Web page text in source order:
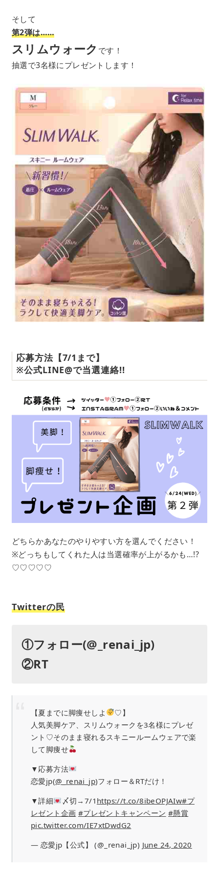
そして
第2弾は……
スリムウォーク です！
抽選で3名様にプレゼントします！
応募方法【7/1まで】
※公式LINE@で当選連絡!!
どちらかあなたのやりやすい方を選んでください！
※どっちもしてくれた人は当選確率が上がるかも…!?
♡♡♡♡♡
Twitterの民
①フォロー(@_renai_jp)
②RT
【夏までに脚痩せしよ
♡】
人気美脚ケア、スリムウォークを3名様にプレゼ
ント♡そのまま寝れるスキニールームウェアで楽
して脚痩せ
▼応募方法
恋愛jp(@_renai_jp)フォロー＆RTだけ！
▼詳細 〆切→7/1 https://t.co/8ibeOPJAIw#プ
レゼント企画 #プレゼントキャンペーン #懸賞
pic.twitter.com/IE7xtDwdG2
— 恋愛jp【公式】 (@_renai_jp) June 24, 2020